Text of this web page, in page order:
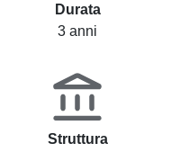
Durata
3 anni
Struttura